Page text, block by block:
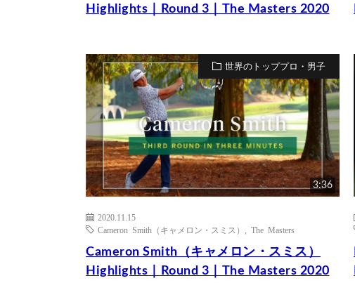
Highlights｜Round 3｜The Masters 2020
世界のトッププロ・男子
3:36
2020.11.15
Cameron Smith（キャメロン・スミス）
The Masters
Cameron Smith（キャメロン・スミス）
Highlights｜Round 3｜The Masters 2020